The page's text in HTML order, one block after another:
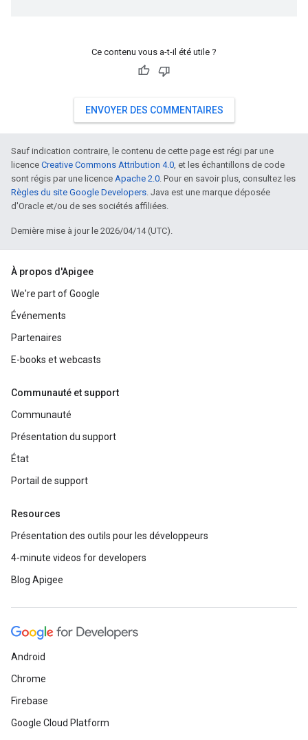
Ce contenu vous a-t-il été utile ?
ENVOYER DES COMMENTAIRES
Sauf indication contraire, le contenu de cette page est régi par une
licence Creative Commons Attribution 4.0, et les échantillons de code
sont régis par une licence Apache 2.0. Pour en savoir plus, consultez les
Règles du site Google Developers. Java est une marque déposée
d'Oracle et/ou de ses sociétés affiliées.
Dernière mise à jour le 2026/04/14 (UTC).
À propos d'Apigee
We're part of Google
Événements
Partenaires
E-books et webcasts
Communauté et support
Communauté
Présentation du support
État
Portail de support
Resources
Présentation des outils pour les développeurs
4-minute videos for developers
Blog Apigee
Android
Chrome
Firebase
Google Cloud Platform